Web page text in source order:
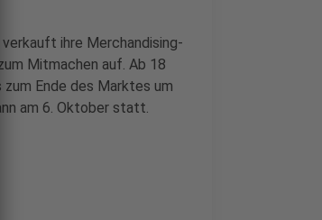
ihre Merchandising-
Mitmachen auf. Ab 18
Ende des Marktes um
am 6. Oktober statt.